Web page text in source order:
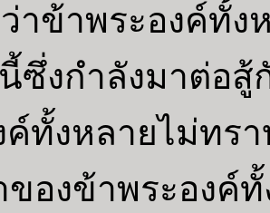
ว่าข้าพระองค์ทั้
ซึ่งกำลังมาต่อสู้
ค์ทั้งหลายไม่ทร
ของข้าพระองค์